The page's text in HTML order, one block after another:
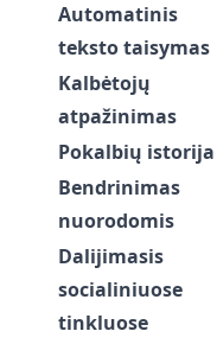
Automatinis
teksto taisymas
Kalbėtojų
atpažinimas
Pokalbių istorija
Bendrinimas
nuorodomis
Dalijimasis
socialiniuose
tinkluose